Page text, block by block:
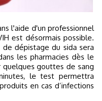
est désormais possible.
dépistage du sida sera
les pharmacies dès le
gouttes de sang
le test permettra
en cas d’infections